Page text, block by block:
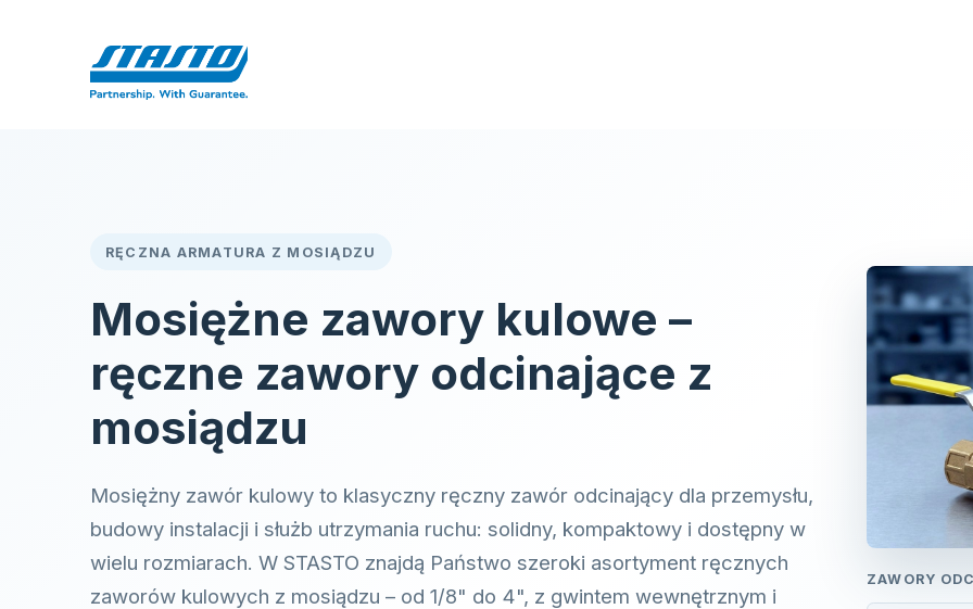
RĘCZNA ARMATURA Z MOSIĄDZU
Mosiężne zawory kulowe –
ręczne zawory odcinające z
mosiądzu
Mosiężny zawór kulowy to klasyczny ręczny zawór odcinający dla przemysłu,
budowy instalacji i służb utrzymania ruchu: solidny, kompaktowy i dostępny w
wielu rozmiarach. W STASTO znajdą Państwo szeroki asortyment ręcznych
zaworów kulowych z mosiądzu – od 1/8" do 4", z gwintem wewnętrznym i
ZAWORY